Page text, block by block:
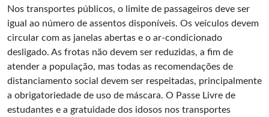
Nos transportes públicos, o limite de passageiros deve ser
igual ao número de assentos disponíveis. Os veículos devem
circular com as janelas abertas e o ar-condicionado
desligado. As frotas não devem ser reduzidas, a fim de
atender a população, mas todas as recomendações de
distanciamento social devem ser respeitadas, principalmente
a obrigatoriedade de uso de máscara. O Passe Livre de
estudantes e a gratuidade dos idosos nos transportes